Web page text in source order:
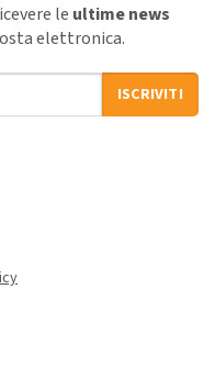
le ultime news
elettronica.
ISCRIVITI